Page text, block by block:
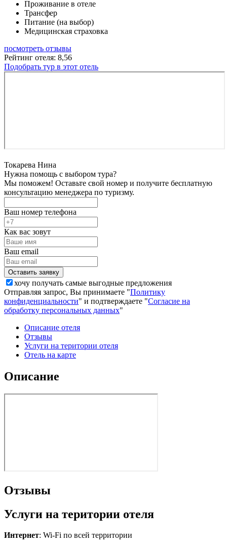
Проживание в отеле
Трансфер
Питание (на выбор)
Медицинская страховка
посмотреть отзывы
Рейтинг отеля: 8,56
Подобрать тур в этот отель
Токарева Нина
Нужна помощь с выбором тура?
Мы поможем! Оставьте свой номер и получите бесплатную
консультацию менеджера по туризму.
Ваш номер телефона
Как вас зовут
Ваш email
хочу получать самые выгодные предложения
Отправляя запрос, Вы принимаете "Политику
конфиденциальности" и подтверждаете "Согласие на
обработку персональных данных"
Описание отеля
Отзывы
Услуги на територии отеля
Отель на карте
Описание
Отзывы
Услуги на територии отеля
Интернет: Wi-Fi по всей территории